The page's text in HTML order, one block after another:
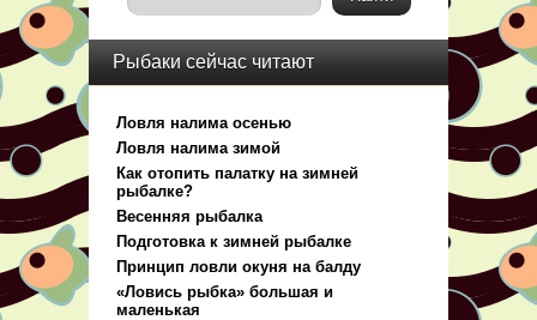
Рыбаки сейчас читают
Ловля налима осенью
Ловля налима зимой
Как отопить палатку на зимней
рыбалке?
Весенняя рыбалка
Подготовка к зимней рыбалке
Принцип ловли окуня на балду
«Ловись рыбка» большая и
маленькая